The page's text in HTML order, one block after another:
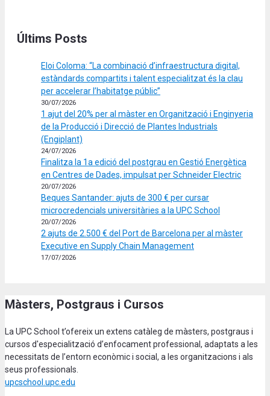
Últims Posts
Eloi Coloma: “La combinació d’infraestructura digital,
estàndards compartits i talent especialitzat és la clau
per accelerar l’habitatge públic”
30/07/2026
1 ajut del 20% per al màster en Organització i Enginyeria
de la Producció i Direcció de Plantes Industrials
(Engiplant)
24/07/2026
Finalitza la 1a edició del postgrau en Gestió Energètica
en Centres de Dades, impulsat per Schneider Electric
20/07/2026
Beques Santander: ajuts de 300 € per cursar
microcredencials universitàries a la UPC School
20/07/2026
2 ajuts de 2.500 € del Port de Barcelona per al màster
Executive en Supply Chain Management
17/07/2026
Màsters, Postgraus i Cursos
La UPC School t’ofereix un extens catàleg de màsters, postgraus i
cursos d'especialització d’enfocament professional, adaptats a les
necessitats de l’entorn econòmic i social, a les organitzacions i als
seus professionals.
upcschool.upc.edu